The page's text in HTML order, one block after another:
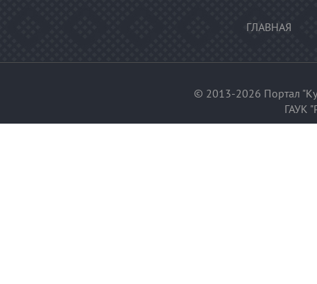
ГЛАВНАЯ
© 2013-2026 Портал
ГАУК